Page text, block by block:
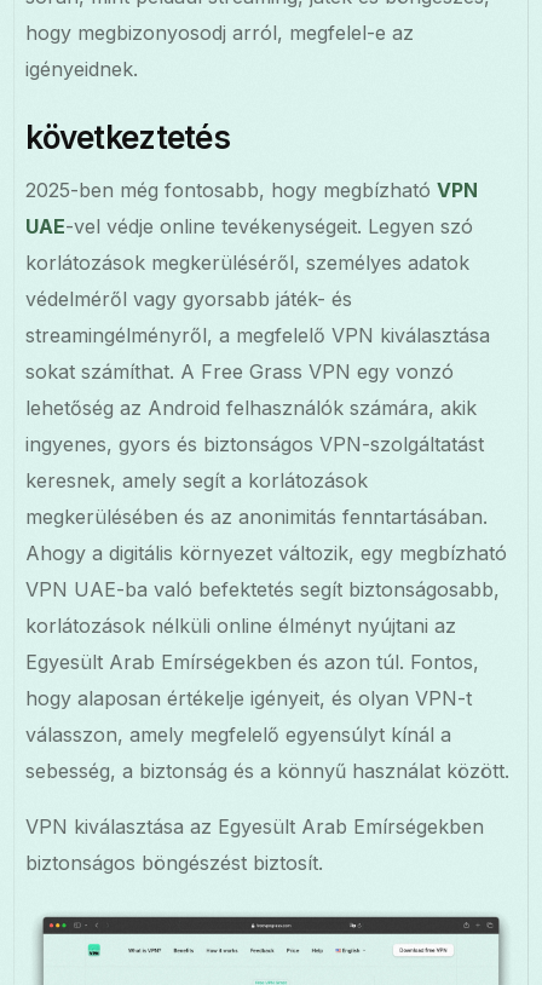
hogy megbizonyosodj arról, megfelel-e az
igényeidnek.
következtetés
2025-ben még fontosabb, hogy megbízhatóVPN
UAE-vel védje online tevékenységeit. Legyen szó
korlátozások megkerüléséről, személyes adatok
védelméről vagy gyorsabb játék- és
streamingélményről, a megfelelő VPN kiválasztása
sokat számíthat. A Free Grass VPN egy vonzó
lehetőség az Android felhasználók számára, akik
ingyenes, gyors és biztonságos VPN-szolgáltatást
keresnek, amely segít a korlátozások
megkerülésében és az anonimitás fenntartásában.
Ahogy a digitális környezet változik, egy megbízható
VPN UAE-ba való befektetés segít biztonságosabb,
korlátozások nélküli online élményt nyújtani az
Egyesült Arab Emírségekben és azon túl. Fontos,
hogy alaposan értékelje igényeit, és olyan VPN-t
válasszon, amely megfelelő egyensúlyt kínál a
sebesség, a biztonság és a könnyű használat között.
VPN kiválasztása az Egyesült Arab Emírségekben
biztonságos böngészést biztosít.